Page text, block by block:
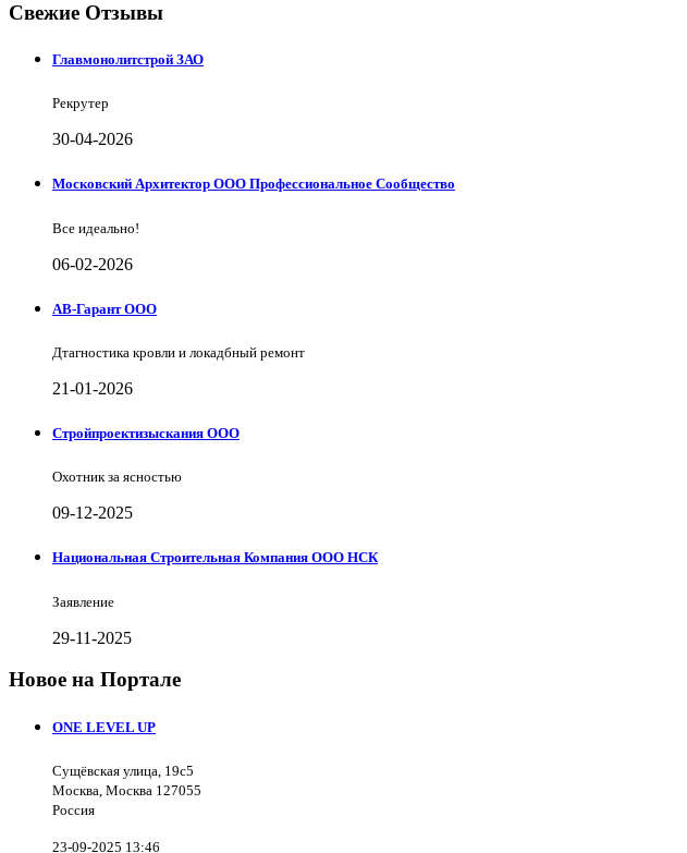
Свежие Отзывы
Главмонолитстрой ЗАО
Рекрутер
30-04-2026
Московский Архитектор ООО Профессиональное Сообщество
Все идеально!
06-02-2026
АВ-Гарант ООО
Дтагностика кровли и локадбный ремонт
21-01-2026
Стройпроектизыскания ООО
Охотник за ясностью
09-12-2025
Национальная Строительная Компания ООО НСК
Заявление
29-11-2025
Новое на Портале
ONE LEVEL UP
Сущёвская улица, 19с5
Москва, Москва 127055
Россия
23-09-2025 13:46